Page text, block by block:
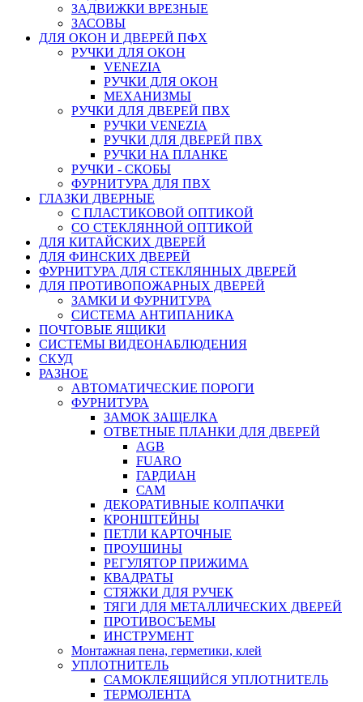
ЗАДВИЖКИ ВРЕЗНЫЕ
ЗАСОВЫ
ДЛЯ ОКОН И ДВЕРЕЙ ПФХ
РУЧКИ ДЛЯ ОКОН
VENEZIA
РУЧКИ ДЛЯ ОКОН
МЕХАНИЗМЫ
РУЧКИ ДЛЯ ДВЕРЕЙ ПВХ
РУЧКИ VENEZIA
РУЧКИ ДЛЯ ДВЕРЕЙ ПВХ
РУЧКИ НА ПЛАНКЕ
РУЧКИ - СКОБЫ
ФУРНИТУРА ДЛЯ ПВХ
ГЛАЗКИ ДВЕРНЫЕ
С ПЛАСТИКОВОЙ ОПТИКОЙ
СО СТЕКЛЯННОЙ ОПТИКОЙ
ДЛЯ КИТАЙСКИХ ДВЕРЕЙ
ДЛЯ ФИНСКИХ ДВЕРЕЙ
ФУРНИТУРА ДЛЯ СТЕКЛЯННЫХ ДВЕРЕЙ
ДЛЯ ПРОТИВОПОЖАРНЫХ ДВЕРЕЙ
ЗАМКИ И ФУРНИТУРА
СИСТЕМА АНТИПАНИКА
ПОЧТОВЫЕ ЯЩИКИ
СИСТЕМЫ ВИДЕОНАБЛЮДЕНИЯ
СКУД
РАЗНОЕ
АВТОМАТИЧЕСКИЕ ПОРОГИ
ФУРНИТУРА
ЗАМОК ЗАЩЕЛКА
ОТВЕТНЫЕ ПЛАНКИ ДЛЯ ДВЕРЕЙ
AGB
FUARO
ГАРДИАН
САМ
ДЕКОРАТИВНЫЕ КОЛПАЧКИ
КРОНШТЕЙНЫ
ПЕТЛИ КАРТОЧНЫЕ
ПРОУШИНЫ
РЕГУЛЯТОР ПРИЖИМА
КВАДРАТЫ
СТЯЖКИ ДЛЯ РУЧЕК
ТЯГИ ДЛЯ МЕТАЛЛИЧЕСКИХ ДВЕРЕЙ
ПРОТИВОСЪЕМЫ
ИНСТРУМЕНТ
Монтажная пена, герметики, клей
УПЛОТНИТЕЛЬ
САМОКЛЕЯЩИЙСЯ УПЛОТНИТЕЛЬ
ТЕРМОЛЕНТА